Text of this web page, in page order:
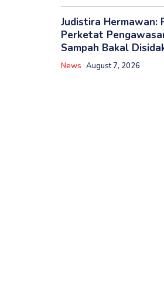
‎Judistira Hermawan:
Perketat
Sampah Bakal
News August 7, 2026